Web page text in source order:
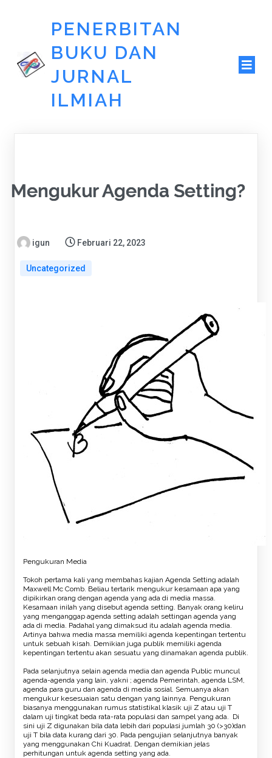
PENERBITAN
BUKU DAN
JURNAL
ILMIAH
Mengukur Agenda Setting?
igun Februari 22, 2023
Uncategorized
Pengukuran Media
Tokoh pertama kali yang membahas kajian Agenda Setting adalah
Maxwell Mc Comb. Beliau tertarik mengukur kesamaan apa yang
dipikirkan orang dengan agenda yang ada di media massa.
Kesamaan inilah yang disebut agenda setting. Banyak orang keliru
yang menganggap agenda setting adalah settingan agenda yang
ada di media. Padahal yang dimaksud itu adalah agenda media.
Artinya bahwa media massa memiliki agenda kepentingan tertentu
untuk sebuah kisah. Demikian juga publik memiliki agenda
kepentingan tertentu akan sesuatu yang dinamakan agenda publik.
Pada selanjutnya selain agenda media dan agenda Public muncul
agenda-agenda yang lain, yakni ; agenda Pemerintah, agenda LSM,
agenda para guru dan agenda di media sosial. Semuanya akan
mengukur kesesuaian satu dengan yang lainnya. Pengukuran
biasanya menggunakan rumus statistikal klasik uji Z atau uji T
dalam uji tingkat beda rata-rata populasi dan sampel yang ada. Di
sini uji Z digunakan bila data lebih dari populasi jumlah 30 (>30)dan
uji T bila data kurang dari 30. Pada pengujian selanjutnya banyak
yang menggunakan Chi Kuadrat. Dengan demikian jelas
perhitungan untuk agenda setting yang ada.